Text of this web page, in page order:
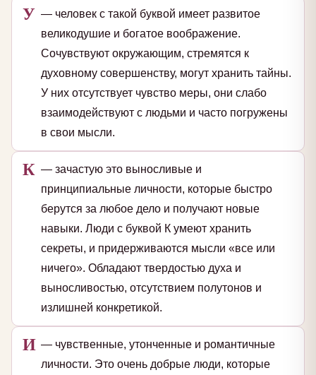
У — человек с такой буквой имеет развитое
великодушие и богатое воображение.
Сочувствуют окружающим, стремятся к
духовному совершенству, могут хранить тайны.
У них отсутствует чувство меры, они слабо
взаимодействуют с людьми и часто погружены
в свои мысли.
К — зачастую это выносливые и
принципиальные личности, которые быстро
берутся за любое дело и получают новые
навыки. Люди с буквой К умеют хранить
секреты, и придерживаются мысли «все или
ничего». Обладают твердостью духа и
выносливостью, отсутствием полутонов и
излишней конкретикой.
И — чувственные, утонченные и романтичные
личности. Это очень добрые люди, которые